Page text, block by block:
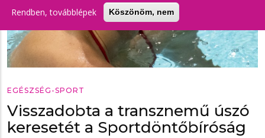
Rendben, továbblépek Köszönöm, nem
EGÉSZSÉG-SPORT
Visszadobta a transznemű úszó
keresetét a Sportdöntőbíróság